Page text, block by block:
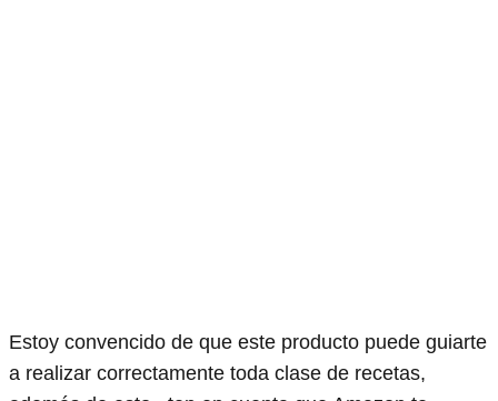
Estoy convencido de que este producto puede guiarte
a realizar correctamente toda clase de recetas,